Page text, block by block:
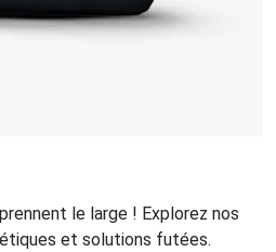
le large ! Explorez nos
et solutions futées.